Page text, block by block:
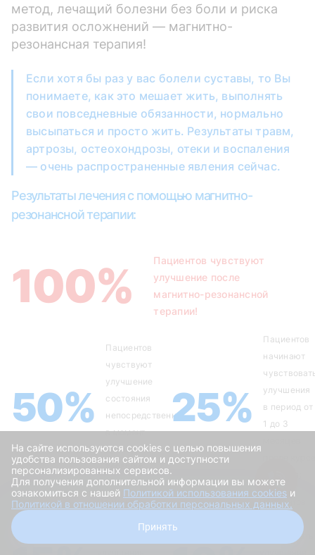
метод, лечащий болезни без боли и риска
развития осложнений — магнитно-
резонансная терапия!
Если хотя бы раз у вас болели суставы, то Вы
понимаете, как это мешает жить, выполнять
свои повседневные обязанности, нормально
высыпаться и просто жить. Результаты травм,
артрозы, остеохондрозы, отеки и воспаления
— очень распространенные явления сейчас.
Результаты лечения с помощью магнитно-
резонансной терапии:
100%
Пациентов чувствуют
улучшение после
магнитно-резонансной
терапии!
50%
Пациентов
чувствуют
улучшение
состояния
непосредственно
в момент
проведения
терапии;
25%
Пациентов
начинают
улучшения
в период от
1 до 3
Пациентов
чувствовать
Пациентов
начинают
чувствовать
На сайте используются cookies с целью повышения
удобства пользования сайтом и доступности
персонализированных сервисов.
Для получения дополнительной информации вы можете
ознакомиться с нашей Политикой использования cookies и
Политикой в отношении обработки персональных данных.
Принять